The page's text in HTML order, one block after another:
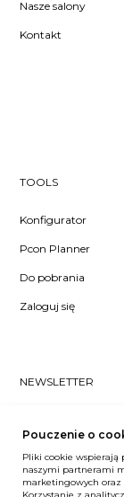
Nasze salony
Kontakt
TOOLS
Konfigurator
Pcon Planner
Do pobrania
Zaloguj się
NEWSLETTER
się do naszego
ZAPISZ MNIE
Pouczenie o
Pliki cookie wspierają
naszymi partnerami
marketingowych oraz